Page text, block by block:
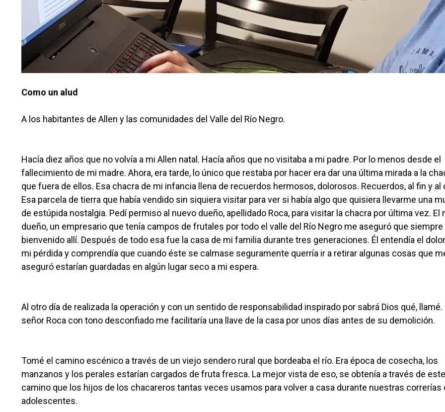
Como un alud
A los habitantes de Allen y las comunidades del Valle del Río Negro.
Hacía diez años que no volvía a mi Allen natal. Hacía años que no visitaba a mi padre. Por lo menos desde el
fallecimiento de mi madre. Ahora, era tarde, lo único que restaba por hacer era dar una última mirada a la
que fuera de ellos. Esa chacra de mi infancia llena de recuerdos hermosos, dolorosos. Recuerdos, al fin y al
Esa parcela de tierra que había vendido sin siquiera visitar para ver si había algo que quisiera llevarme una
de estúpida nostalgia. Pedí permiso al nuevo dueño, apellidado Roca, para visitar la chacra por última vez. El
dueño, un empresario que tenía campos de frutales por todo el valle del Río Negro me aseguró que siempre
bienvenido allí. Después de todo esa fue la casa de mi familia durante tres generaciones. Él entendía el
mi pérdida y comprendía que cuando éste se calmase seguramente querría ir a retirar algunas cosas que
aseguró estarían guardadas en algún lugar seco a mi espera.
Al otro día de realizada la operación y con un sentido de responsabilidad inspirado por sabrá Dios qué, llamé.
señor Roca con tono desconfiado me facilitaría una llave de la casa por unos días antes de su demolición.
Tomé el camino escénico a través de un viejo sendero rural que bordeaba el río. Era época de cosecha, los
manzanos y los perales estarían cargados de fruta fresca. La mejor vista de eso, se obtenía a través de
camino que los hijos de los chacareros tantas veces usamos para volver a casa durante nuestras correrías
adolescentes.